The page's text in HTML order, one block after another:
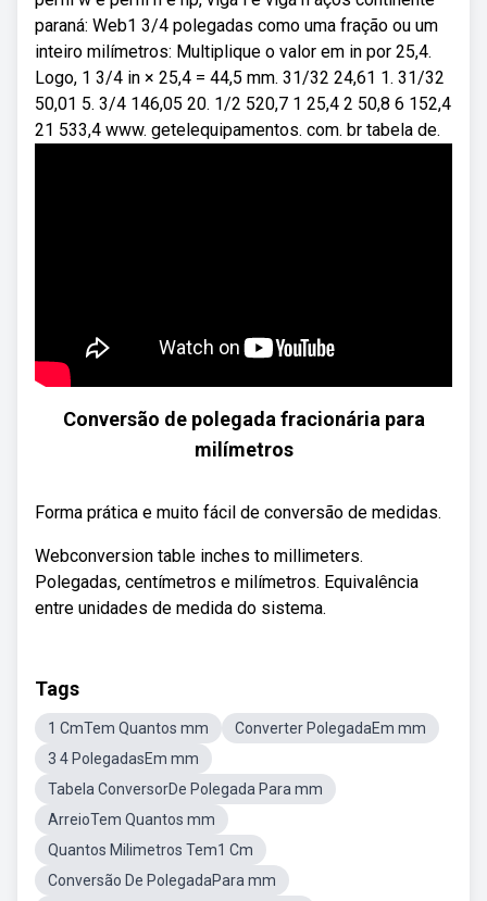
paraná: Web1 3/4 polegadas como uma fração ou um
inteiro milímetros: Multiplique o valor em in por 25,4.
Logo, 1 3/4 in × 25,4 = 44,5 mm. 31/32 24,61 1. 31/32
50,01 5. 3/4 146,05 20. 1/2 520,7 1 25,4 2 50,8 6 152,4
21 533,4 www. getelequipamentos. com. br tabela de.
Conversão de polegada fracionária para
milímetros
Forma prática e muito fácil de conversão de medidas.
Webconversion table inches to millimeters.
Polegadas, centímetros e milímetros. Equivalência
entre unidades de medida do sistema.
Tags
1 CmTem Quantos mm
Converter PolegadaEm mm
3 4 PolegadasEm mm
Tabela ConversorDe Polegada Para mm
ArreioTem Quantos mm
Quantos Milimetros Tem1 Cm
Conversão De PolegadaPara mm